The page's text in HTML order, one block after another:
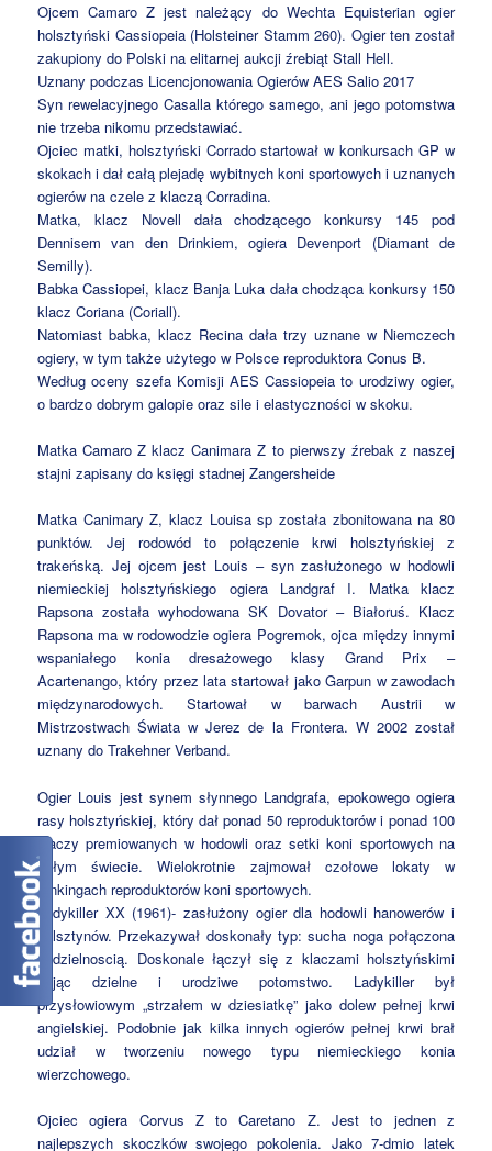
Ojcem Camaro Z jest należący do Wechta Equisterian ogier
holsztyński Cassiopeia (Holsteiner Stamm 260). Ogier ten został
zakupiony do Polski na elitarnej aukcji źrebiąt Stall Hell.
Uznany podczas Licencjonowania Ogierów AES Salio 2017
Syn rewelacyjnego Casalla którego samego, ani jego potomstwa
nie trzeba nikomu przedstawiać.
Ojciec matki, holsztyński Corrado startował w konkursach GP w
skokach i dał całą plejadę wybitnych koni sportowych i uznanych
ogierów na czele z klaczą Corradina.
Matka, klacz Novell dała chodzącego konkursy 145 pod
Dennisem van den Drinkiem, ogiera Devenport (Diamant de
Semilly).
Babka Cassiopei, klacz Banja Luka dała chodząca konkursy 150
klacz Coriana (Coriall).
Natomiast babka, klacz Recina dała trzy uznane w Niemczech
ogiery, w tym także użytego w Polsce reproduktora Conus B.
Według oceny szefa Komisji AES Cassiopeia to urodziwy ogier,
o bardzo dobrym galopie oraz sile i elastyczności w skoku.
Matka Camaro Z klacz Canimara Z to pierwszy źrebak z naszej
stajni zapisany do księgi stadnej Zangersheide
Matka Canimary Z, klacz Louisa sp została zbonitowana na 80
punktów. Jej rodowód to połączenie krwi holsztyńskiej z
trakeńską. Jej ojcem jest Louis – syn zasłużonego w hodowli
niemieckiej holsztyńskiego ogiera Landgraf I. Matka klacz
Rapsona została wyhodowana SK Dovator – Białoruś. Klacz
Rapsona ma w rodowodzie ogiera Pogremok, ojca między innymi
wspaniałego konia dresażowego klasy Grand Prix –
Acartenango, który przez lata startował jako Garpun w zawodach
międzynarodowych. Startował w barwach Austrii w
Mistrzostwach Świata w Jerez de la Frontera. W 2002 został
uznany do Trakehner Verband.
Ogier Louis jest synem słynnego Landgrafa, epokowego ogiera
rasy holsztyńskiej, który dał ponad 50 reproduktorów i ponad 100
klaczy premiowanych w hodowli oraz setki koni sportowych na
całym świecie. Wielokrotnie zajmował czołowe lokaty w
rankingach reproduktorów koni sportowych.
Ladykiller XX (1961)- zasłużony ogier dla hodowli hanowerów i
holsztynów. Przekazywał doskonały typ: sucha noga połączona
z dzielnoscią. Doskonale łączył się z klaczami holsztyńskimi
dając dzielne i urodziwe potomstwo. Ladykiller był
przysłowiowym „strzałem w dziesiatkę” jako dolew pełnej krwi
angielskiej. Podobnie jak kilka innych ogierów pełnej krwi brał
udział w tworzeniu nowego typu niemieckiego konia
wierzchowego.
Ojciec ogiera Corvus Z to Caretano Z. Jest to jednen z
najlepszych skoczków swojego pokolenia. Jako 7-dmio latek